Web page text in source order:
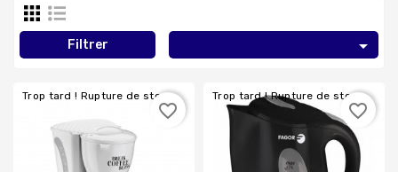
Petit
Ménager
Filtrer 
Trop tard ! Rupture de stock
favorite_border
Trop tard ! Rupture de stock
favorite_border